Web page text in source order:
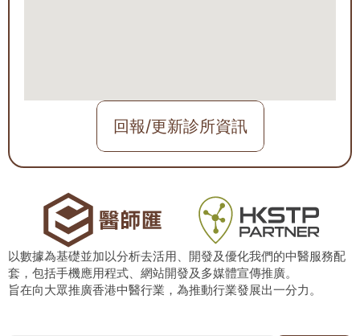
回報/更新診所資訊
以數據為基礎並加以分析去活用、開發及優化我們的中醫服務配
套，包括手機應用程式、網站開發及多媒體宣傳推廣。
旨在向大眾推廣香港中醫行業，為推動行業發展出一分力。